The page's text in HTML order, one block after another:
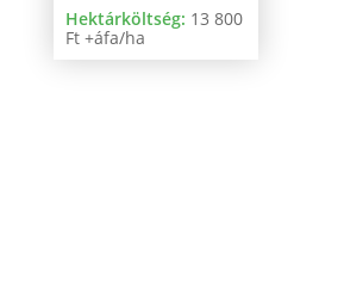
Hektárköltség: 13 800
Ft +áfa/ha